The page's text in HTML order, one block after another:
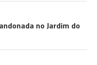
no Jardim do